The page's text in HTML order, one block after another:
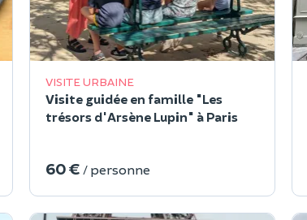
VISITE URBAINE
Visite guidée en famille "Les
trésors d'Arsène Lupin" à Paris
60 € / personne